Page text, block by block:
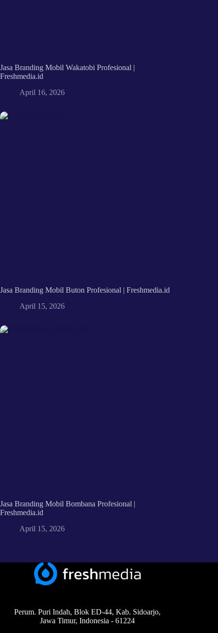
Jasa Branding Mobil Wakatobi Profesional |
Freshmedia.id
April 16, 2026
Jasa Branding Mobil Buton Profesional | Freshmedia.id
April 15, 2026
Jasa Branding Mobil Bombana Profesional |
Freshmedia.id
April 15, 2026
Perum. Puri Indah, Blok ED-44, Kab. Sidoarjo,
Jawa Timur, Indonesia - 61224